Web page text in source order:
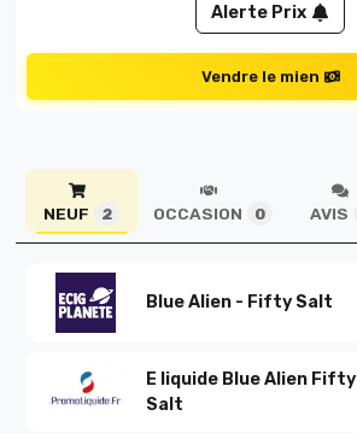
Alerte Prix
Vendre le mien
NEUF 2 OCCASION 0 AVIS
Blue Alien - Fifty Salt
E liquide Blue Alien Fifty
Salt